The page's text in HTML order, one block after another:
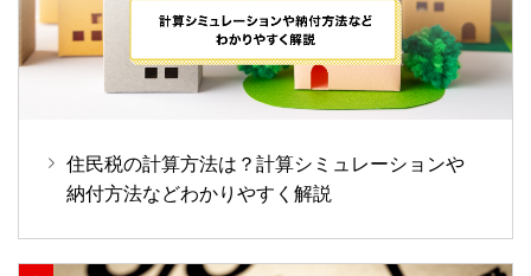
住民税の計算方法は？計算シミュレーションや
納付方法などわかりやすく解説